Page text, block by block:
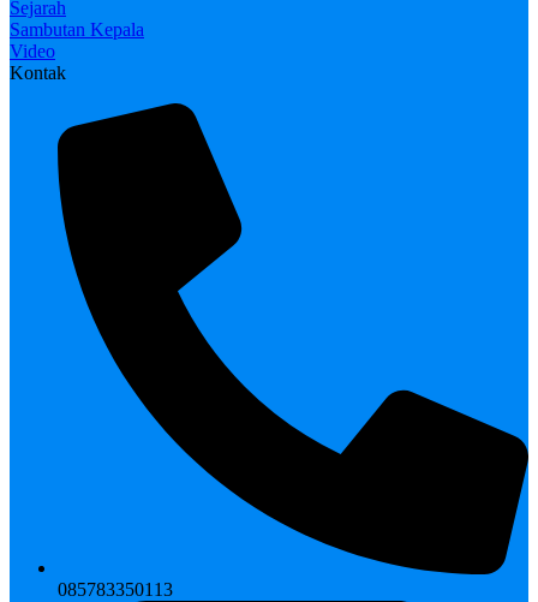
Sejarah
Sambutan Kepala
Video
Kontak
085783350113